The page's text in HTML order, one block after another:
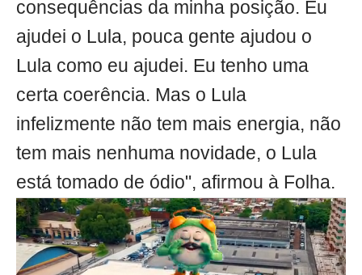
consequências da minha posição. Eu
ajudei o Lula, pouca gente ajudou o
Lula como eu ajudei. Eu tenho uma
certa coerência. Mas o Lula
infelizmente não tem mais energia, não
tem mais nenhuma novidade, o Lula
está tomado de ódio", afirmou à Folha.